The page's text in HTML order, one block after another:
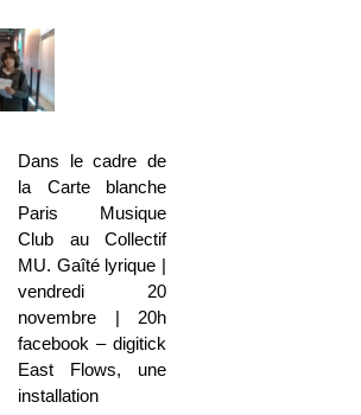
Dans le cadre de
la Carte blanche
Paris Musique
Club au Collectif
MU. Gaîté lyrique |
vendredi 20
novembre | 20h
facebook – digitick
East Flows, une
installation